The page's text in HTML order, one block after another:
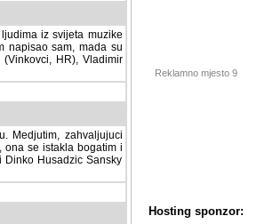
iz svijeta muzike
napisao sam, mada su
HR), Vladimir
zahvaljujuci veliki
se istakla bogatim i
Husadzic Sansky